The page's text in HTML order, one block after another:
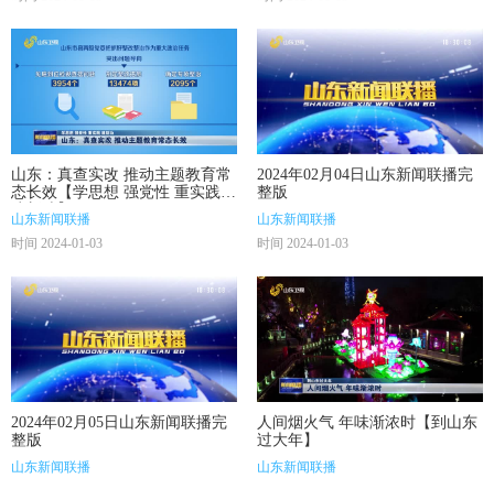
山东：真查实改 推动主题教育常
态长效【学思想 强党性 重实践
建新功】
山东新闻联播
时间 2024-01-03
2024年02月04日山东新闻联播完
整版
山东新闻联播
时间 2024-01-03
2024年02月05日山东新闻联播完
整版
山东新闻联播
人间烟火气 年味渐浓时【到山东
过大年】
山东新闻联播